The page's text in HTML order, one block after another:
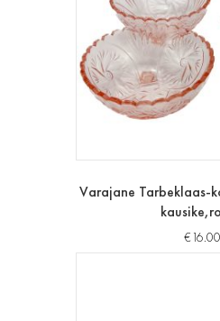
Varajane Tarbeklaas-
€16.00